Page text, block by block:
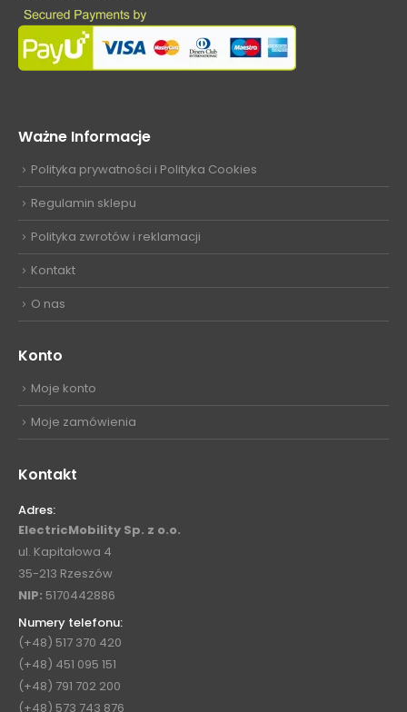
Ważne Informacje
Polityka prywatności i Polityka Cookies
Regulamin sklepu
Polityka zwrotów i reklamacji
Kontakt
O nas
Konto
Moje konto
Moje zamówienia
Kontakt
Adres:
ElectricMobility Sp. z o.o.
ul. Kapitałowa 4
35-213 Rzeszów
NIP: 5170442886
Numery telefonu:
(+48) 517 370 420
(+48) 451 095 151
(+48) 791 702 200
(+48) 573 743 876